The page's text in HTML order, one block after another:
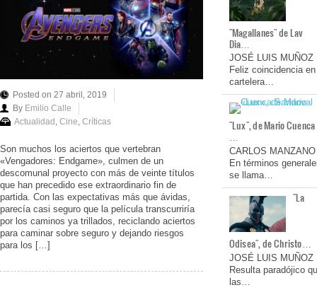
Posted on 27 abril, 2019
By Emilio Calle
Actualidad, Cine, Críticas
Son muchos los aciertos que vertebran
«Vengadores: Endgame», culmen de un
descomunal proyecto con más de veinte títulos
que han precedido ese extraordinario fin de
partida. Con las expectativas más que ávidas,
parecía casi seguro que la película transcurriría
por los caminos ya trillados, reciclando aciertos
para caminar sobre seguro y dejando riesgos
para los […]
"Magallanes" de Lav
Dia…
JOSÉ LUIS MUÑOZ
Feliz coincidencia en
cartelera…
"Lux", de Mario Cuenca
…
CARLOS MANZANO
En términos
se llama…
"La
Odisea", de Christo…
JOSÉ LUIS MUÑOZ
Resulta paradójico
las…